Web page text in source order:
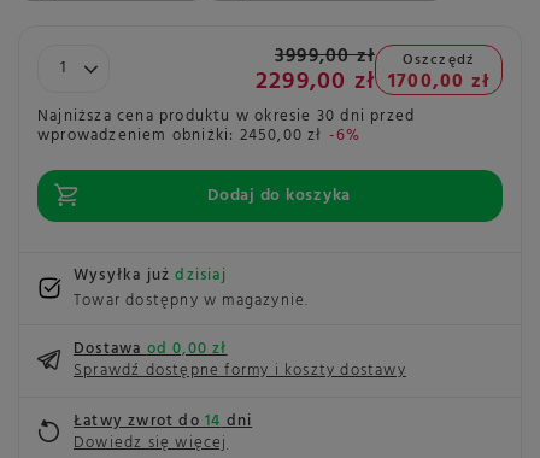
3999,00 zł
2299,00 zł
Oszczędź
1700,00 zł
Najniższa cena produktu w okresie 30 dni przed
wprowadzeniem obniżki: 2450,00 zł -6%
Dodaj do koszyka
Wysyłka jużdzisiaj
Towar dostępny w magazynie
Dostawaod 0,00 zł
Sprawdź dostępne formy i koszty dostawy
Łatwy zwrot do14dni
Dowiedz się więcej